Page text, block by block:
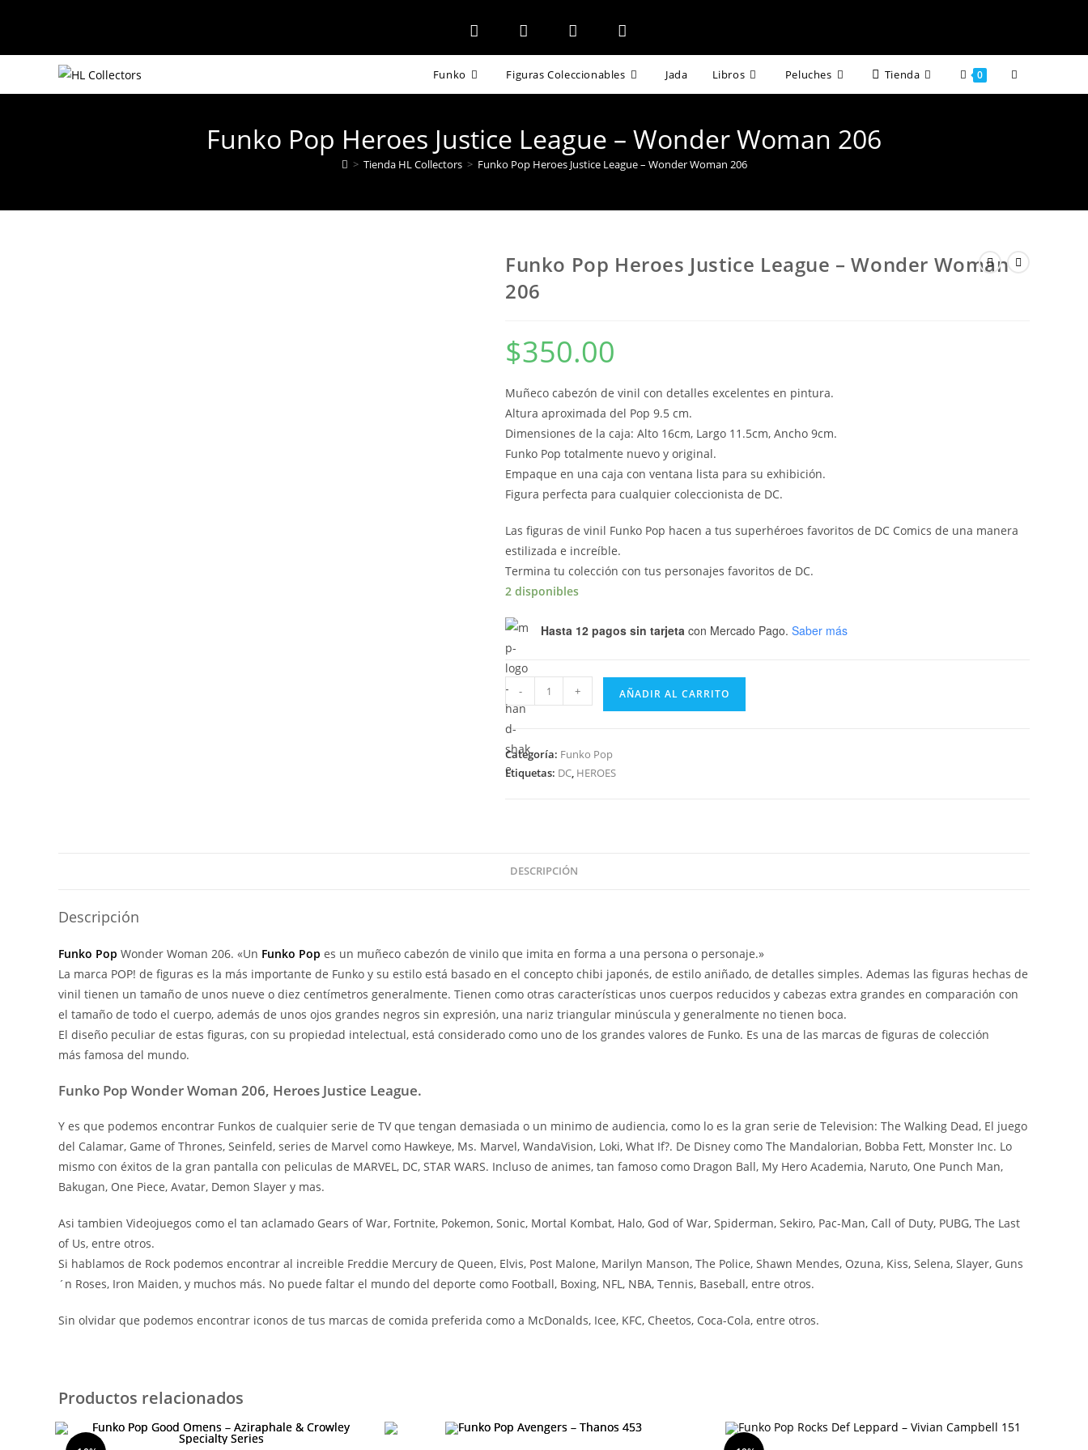
Funko Figuras Coleccionables Jada Libros Peluches Tienda 0 Alternar
Funko Pop Heroes Justice League – Wonder Woman 206
> Tienda HL Collectors > Funko Pop Heroes Justice League – Wonder Woman 206
Funko Pop Heroes Justice League – Wonder Woman
206
$350.00
Muñeco cabezón de vinil con detalles excelentes en pintura.
Altura aproximada del Pop 9.5 cm.
Dimensiones de la caja: Alto 16cm, Largo 11.5cm, Ancho 9cm.
Funko Pop totalmente nuevo y original.
Empaque en una caja con ventana lista para su exhibición.
Figura perfecta para cualquier coleccionista de DC.
Las figuras de vinil Funko Pop hacen a tus superhéroes favoritos de DC Comics de una manera
estilizada e increíble.
Termina tu colección con tus personajes favoritos de DC.
2 disponibles
Hasta 12 pagos sin tarjeta con Mercado Pago. Saber más
Funko
Pop
Heroes
Justice
League
cantidad
- + AÑADIR AL CARRITO
Categoría: Funko Pop
Etiquetas: DC, HEROES
DESCRIPCIÓN
Descripción
Funko Pop Wonder Woman 206. «Un Funko Pop es un muñeco cabezón de vinilo que imita en forma a una persona o personaje.»
La marca POP! de figuras es la más importante de Funko y su estilo está basado en el concepto chibi japonés, de estilo aniñado, de detalles simples. Ademas las figuras hechas de
vinil tienen un tamaño de unos nueve o diez centímetros generalmente. Tienen como otras características unos cuerpos reducidos y cabezas extra grandes en comparación con
el tamaño de todo el cuerpo, además de unos ojos grandes negros sin expresión, una nariz triangular minúscula y generalmente no tienen boca.
El diseño peculiar de estas figuras, con su propiedad intelectual, está considerado como uno de los grandes valores de Funko. Es una de las marcas de figuras de colección
más famosa del mundo.
Funko Pop Wonder Woman 206, Heroes Justice League.
Y es que podemos encontrar Funkos de cualquier serie de TV que tengan demasiada o un minimo de audiencia, como lo es la gran serie de Television: The Walking Dead, El juego
del Calamar, Game of Thrones, Seinfeld, series de Marvel como Hawkeye, Ms. Marvel, WandaVision, Loki, What If?. De Disney como The Mandalorian, Bobba Fett, Monster Inc. Lo
mismo con éxitos de la gran pantalla con peliculas de MARVEL, DC, STAR WARS. Incluso de animes, tan famoso como Dragon Ball, My Hero Academia, Naruto, One Punch Man,
Bakugan, One Piece, Avatar, Demon Slayer y mas.
Asi tambien Videojuegos como el tan aclamado Gears of War, Fortnite, Pokemon, Sonic, Mortal Kombat, Halo, God of War, Spiderman, Sekiro, Pac-Man, Call of Duty, PUBG, The Last
of Us, entre otros.
Si hablamos de Rock podemos encontrar al increible Freddie Mercury de Queen, Elvis, Post Malone, Marilyn Manson, The Police, Shawn Mendes, Ozuna, Kiss, Selena, Slayer, Guns
´n Roses, Iron Maiden, y muchos más. No puede faltar el mundo del deporte como Football, Boxing, NFL, NBA, Tennis, Baseball, entre otros.
Sin olvidar que podemos encontrar iconos de tus marcas de comida preferida como a McDonalds, Icee, KFC, Cheetos, Coca-Cola, entre otros.
Productos relacionados